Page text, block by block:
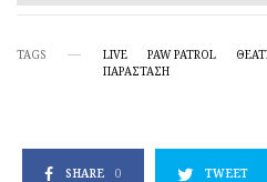
TAGS LIVE PAW PATROL
ΠΑΡΑΣΤΑΣΗ
SHARE 0 TWEET